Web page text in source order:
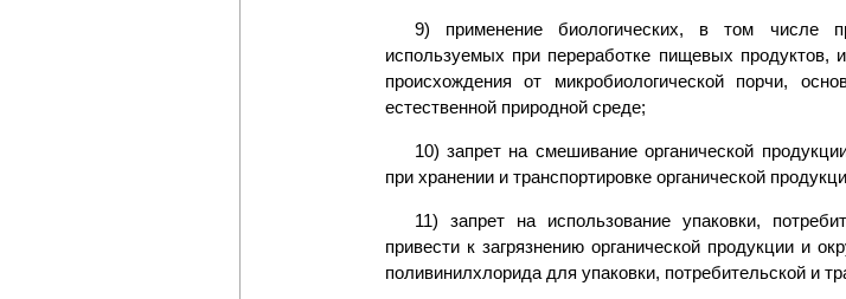
9) применение биологических, в том числе
используемых при переработке пищевых продуктов,
происхождения от микробиологической порчи,
естественной природной среде;
10) запрет на смешивание органической
при хранении и транспортировке органической
11) запрет на использование упаковки,
привести к загрязнению органической продукции и
поливинилхлорида для упаковки, потребительской и